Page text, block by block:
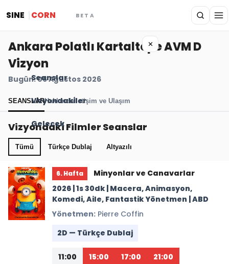
SINE CORN BETA
✕
Seanslar
Vizyondakiler
Gelecek
Ankara Polatlı Kartaltepe AVM D
Vizyon
Bugün: 06 Ağustos 2026
SEANSLARHakkındaİletişim ve Ulaşım
Vizyondaki Filmler Seanslar
Tümü Türkçe Dublaj Altyazılı
6. Hafta
Minyonlar ve Canavarlar
2026 | 1s 30dk | Macera, Animasyon,
Komedi, Aile, Fantastik Yönetmen | ABD
Yönetmen: Pierre Coffin
2D — Türkçe Dublaj
11:00 15:00 17:00 21:00